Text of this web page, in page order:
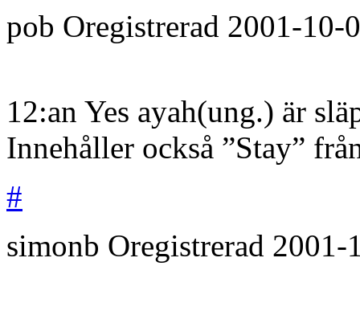
pob Oregistrerad 2001-10-
12:an Yes ayah(ung.) är
Innehåller också ”Stay”
#
simonb Oregistrerad 2001-